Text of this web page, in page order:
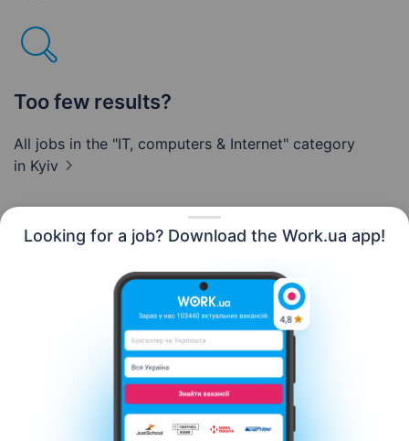
Looking for a job? Download the Work.ua app!
Too few results?
All jobs in the "IT, computers & Internet" category
in Kyiv
Contact us About us
Сareer
Help Terms of use